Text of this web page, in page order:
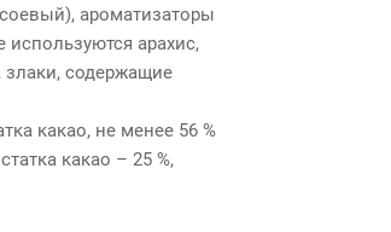
ароматизаторы
используются арахис,
содержащие
какао, не менее 56 %
какао – 25 %,